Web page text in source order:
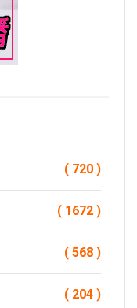
( 720 )
( 1672 )
( 568 )
( 204 )